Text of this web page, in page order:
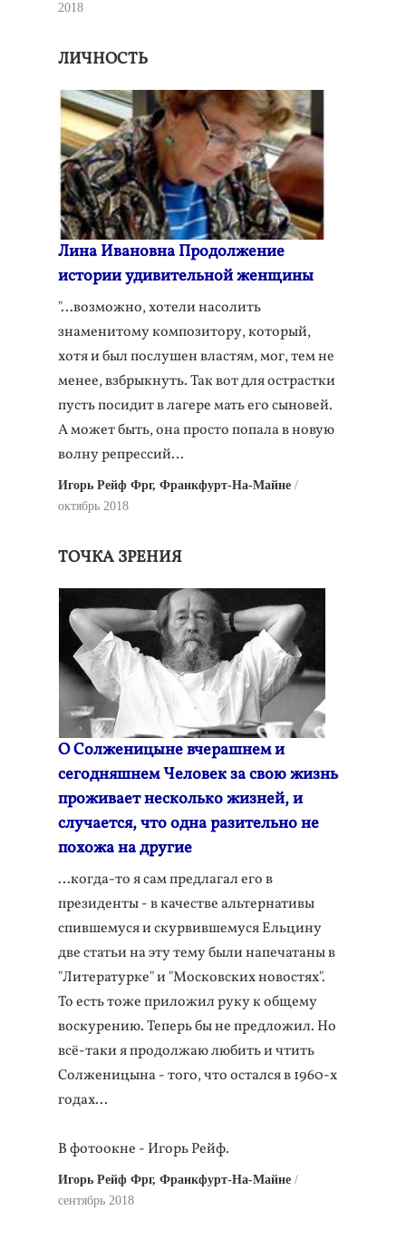
2018
ЛИЧНОСТЬ
Лина Ивановна Продолжение
истории удивительной женщины
"…возможно, хотели насолить
знаменитому композитору, который,
хотя и был послушен властям, мог, тем не
менее, взбрыкнуть. Так вот для острастки
пусть посидит в лагере мать его сыновей.
А может быть, она просто попала в новую
волну репрессий…
Игорь Рейф Фрг, Франкфурт-На-Майне
октябрь 2018
ТОЧКА ЗРЕНИЯ
О Солженицыне вчерашнем и
сегодняшнем Человек за свою жизнь
проживает несколько жизней, и
случается, что одна разительно не
похожа на другие
…когда-то я сам предлагал его в
президенты - в качестве альтернативы
спившемуся и скурвившемуся Ельцину
две статьи на эту тему были напечатаны в
"Литературке" и "Московских новостях".
То есть тоже приложил руку к общему
воскурению. Теперь бы не предложил. Но
всё-таки я продолжаю любить и чтить
Солженицына - того, что остался в 1960-х
годах...
В фотоокне - Игорь Рейф.
Игорь Рейф Фрг, Франкфурт-На-Майне
сентябрь 2018